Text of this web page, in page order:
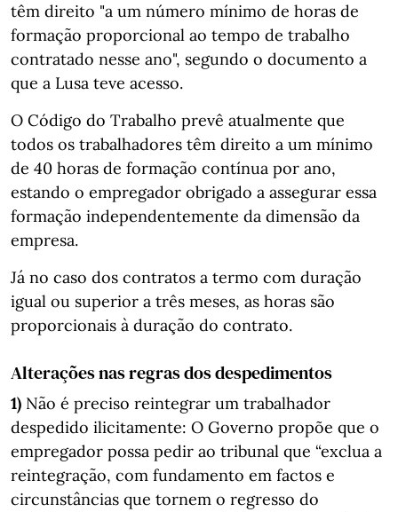
têm direito "a um número mínimo de horas de
formação proporcional ao tempo de trabalho
contratado nesse ano", segundo o documento a
que a Lusa teve acesso.
O Código do Trabalho prevê atualmente que
todos os trabalhadores têm direito a um mínimo
de 40 horas de formação contínua por ano,
estando o empregador obrigado a assegurar essa
formação independentemente da dimensão da
empresa.
Já no caso dos contratos a termo com duração
igual ou superior a três meses, as horas são
proporcionais à duração do contrato.
Alterações nas regras dos despedimentos
1) Não é preciso reintegrar um trabalhador
despedido ilicitamente: O Governo propõe que o
empregador possa pedir ao tribunal que “exclua a
reintegração, com fundamento em factos e
circunstâncias que tornem o regresso do